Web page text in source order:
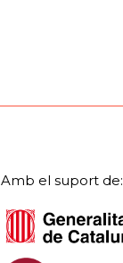
Amb el suport de: